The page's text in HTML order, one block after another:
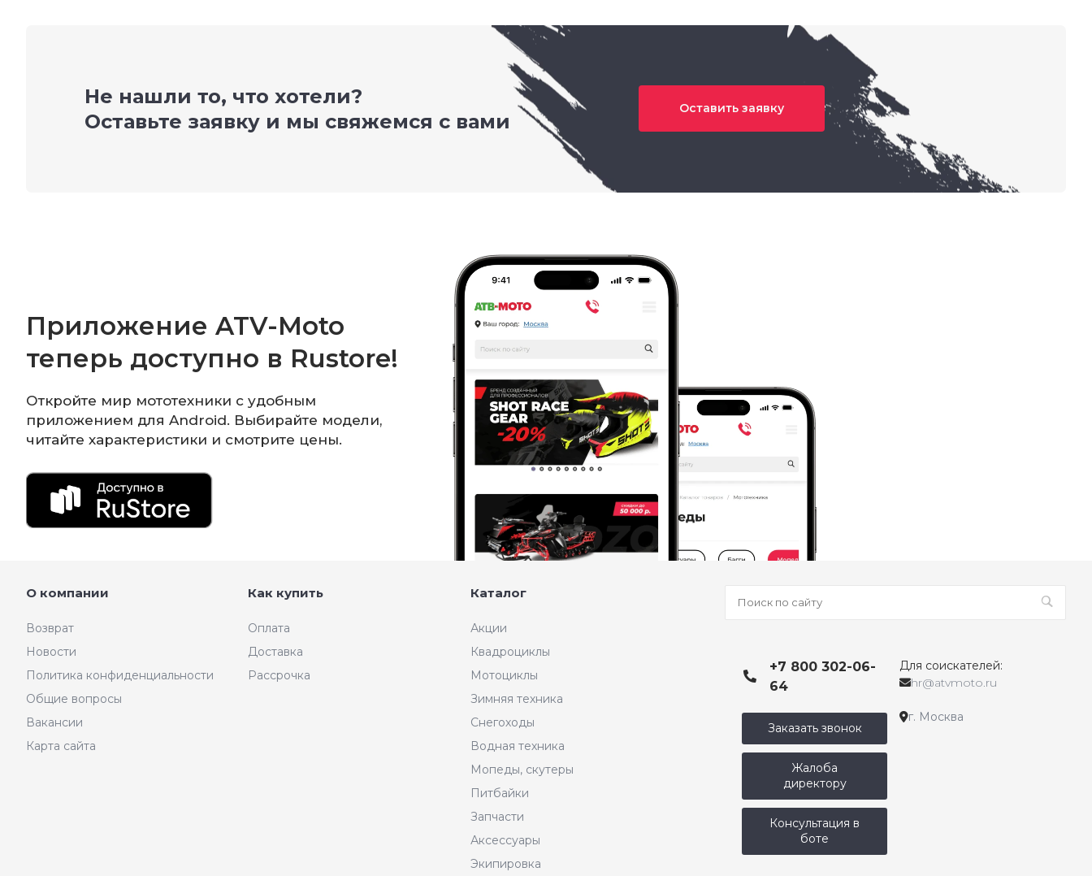
Не нашли то, что хотели?
Оставьте заявку и мы свяжемся с вами
Оставить заявку
Приложение ATV-Moto
теперь доступно в Rustore!
Откройте мир мототехники с удобным
приложением для Android. Выбирайте модели,
читайте характеристики и смотрите цены.
О компании
Возврат
Новости
Политика конфиденциальности
Общие вопросы
Вакансии
Карта сайта
Как купить
Оплата
Доставка
Рассрочка
Каталог
Акции
Квадроциклы
Мотоциклы
Зимняя техника
Снегоходы
Водная техника
Мопеды, скутеры
Питбайки
Запчасти
Аксессуары
Экипировка
+7 800 302-06-
64
Для соискателей:
hr@atvmoto.ru
Заказать звонок
Жалоба
директору
Консультация в
боте
г. Москва